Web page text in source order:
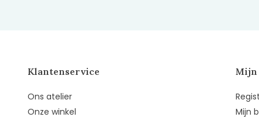
Klantenservice
Ons atelier
Onze winkel
Mijn
Mijn